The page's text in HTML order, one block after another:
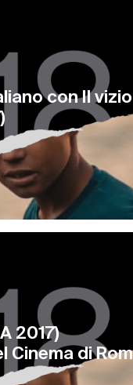
con Il vizio
2017)
Cinema di